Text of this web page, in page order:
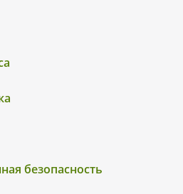
безопасность